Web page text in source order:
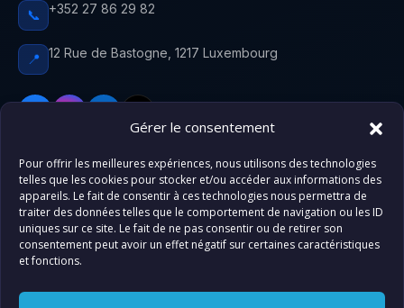
Gérer le consentement
Pour offrir les meilleures expériences, nous utilisons des technologies
telles que les cookies pour stocker et/ou accéder aux informations des
appareils. Le fait de consentir à ces technologies nous permettra de
traiter des données telles que le comportement de navigation ou les ID
uniques sur ce site. Le fait de ne pas consentir ou de retirer son
consentement peut avoir un effet négatif sur certaines caractéristiques
et fonctions.
📞 +352 27 86 29 82
📍 12 Rue de Bastogne, 1217 Luxembourg
Centre de formation agréé au Luxembourg. ETIC
accompagneélèves, professionnelset futurs citoyens
luxembourgeois vers la réussite — 9 marques, tous les
domaines de compétences.Agrément n° 10076336/12.